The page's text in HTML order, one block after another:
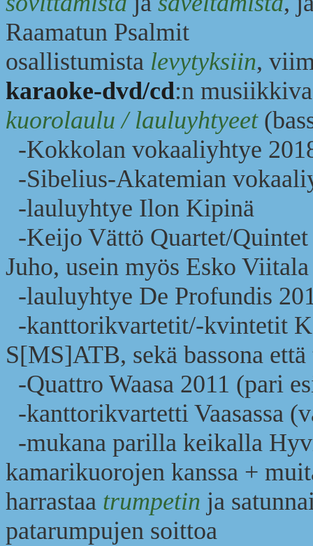
Raamatun Psalmit
osallistumista levytyksiin,
karaoke-dvd/cd:n
kuorolaulu / lauluyhtyeet
-Kokkolan vokaaliyhtye
-Sibelius-Akatemian
-lauluyhtye Ilon Kipinä
-Keijo Vättö Quartet/
Juho, usein myös Esko Viitala
-lauluyhtye De Profundis
-kanttorikvartetit/-kvintetit
S[MS]ATB, sekä bassona
-Quattro Waasa 2011 (pari
-kanttorikvartetti Vaasassa
-mukana parilla keikalla
kamarikuorojen kanssa +
harrastaa trumpetin ja
patarumpujen soittoa